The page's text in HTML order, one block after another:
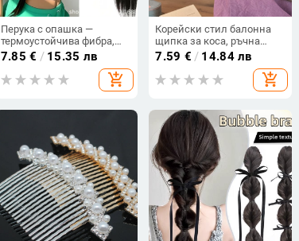
Перука с опашка —
термоустойчива фибра,
механична конструкция,
подходяща за боядисване
и перманентно оформяне
7.85 € / 15.35 лв
add_shopping_cart
Корейски стил балонна
щипка за коса, ръчна
изработка от плат,
аксесоар за глава за
жени, стил фея
7.59 € / 14.84 лв
add_shopping_cart